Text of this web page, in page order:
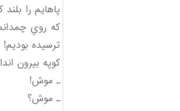
پاهايم را
كه روي
ترسيده
كوپه بيرون
ـ موش!
ـ موش؟